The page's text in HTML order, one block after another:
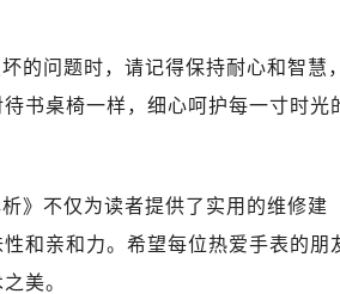
的问题时，请记得保持耐心和智慧，
书桌椅一样，细心呵护每一寸时光
》不仅为读者提供了实用的维修建
和亲和力。希望每位热爱手表的朋
美。